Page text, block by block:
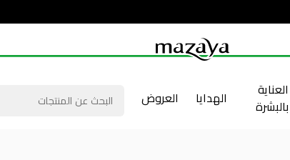
العناية
بالبشرة
الهدايا العروض